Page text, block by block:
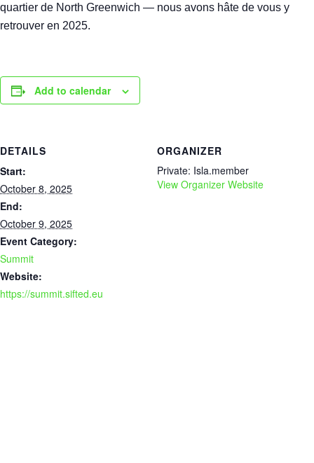
quartier de North Greenwich — nous avons hâte de vous y
retrouver en 2025.
Add to calendar
DETAILS
Start:
October 8, 2025
End:
October 9, 2025
Event Category:
Summit
Website:
https://summit.sifted.eu
ORGANIZER
Private: Isla.member
View Organizer Website